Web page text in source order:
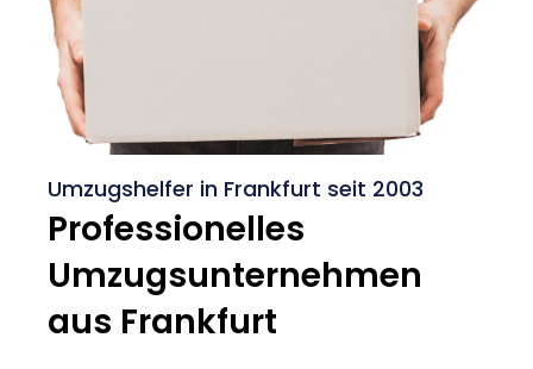
Umzugshelfer in Frankfurt seit 2003
Professionelles
Umzugsunternehmen
aus Frankfurt